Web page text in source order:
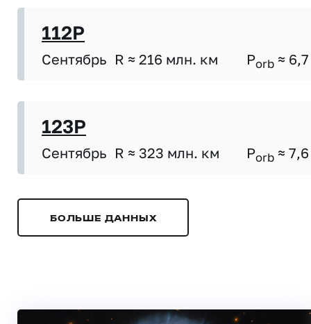
112P
Сентябрь R ≈ 216 млн. км Porb ≈ 6,7
123P
Сентябрь R ≈ 323 млн. км Porb ≈ 7,6
БОЛЬШЕ ДАННЫХ